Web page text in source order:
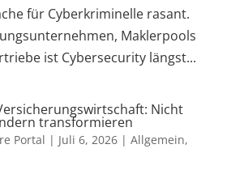
für Cyberkriminelle rasant.
Maklerpools
ist Cybersecurity längst...
Nicht
transformieren
Portal | Juli 6, 2026| Allgemein,